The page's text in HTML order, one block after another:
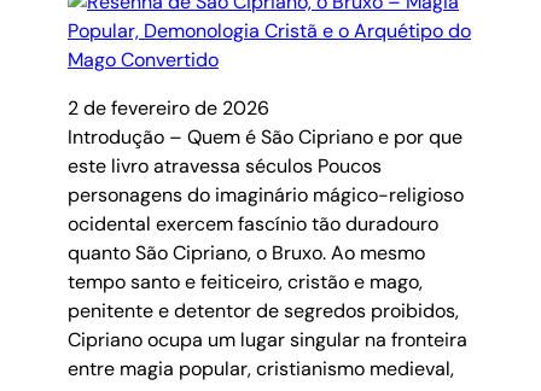
2 de fevereiro de 2026
Introdução – Quem é São Cipriano e por que
este livro atravessa séculos Poucos
personagens do imaginário mágico-religioso
ocidental exercem fascínio tão duradouro
quanto São Cipriano, o Bruxo. Ao mesmo
tempo santo e feiticeiro, cristão e mago,
penitente e detentor de segredos proibidos,
Cipriano ocupa um lugar singular na fronteira
entre magia popular, cristianismo medieval,